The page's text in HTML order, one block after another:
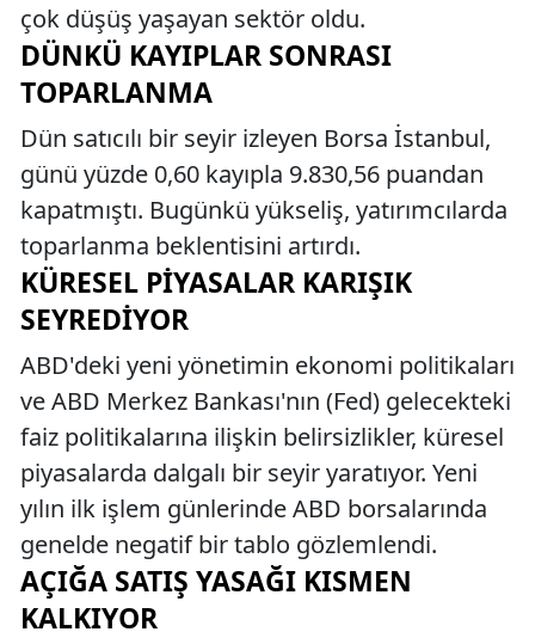
çok düşüş yaşayan sektör oldu.
DÜNKÜ KAYIPLAR SONRASI
TOPARLANMA
Dün satıcılı bir seyir izleyen Borsa İstanbul,
günü yüzde 0,60 kayıpla 9.830,56 puandan
kapatmıştı. Bugünkü yükseliş, yatırımcılarda
toparlanma beklentisini artırdı.
KÜRESEL PIYASALAR KARIŞIK
SEYREDIYOR
ABD'deki yeni yönetimin ekonomi politikaları
ve ABD Merkez Bankası'nın (Fed) gelecekteki
faiz politikalarına ilişkin belirsizlikler, küresel
piyasalarda dalgalı bir seyir yaratıyor. Yeni
yılın ilk işlem günlerinde ABD borsalarında
genelde negatif bir tablo gözlemlendi.
AÇIĞA SATIŞ YASAĞI KISMEN
KALKIYOR